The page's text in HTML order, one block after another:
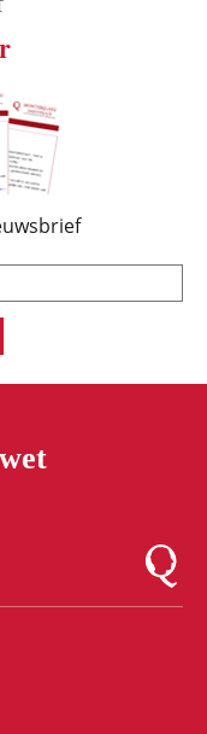
Logo